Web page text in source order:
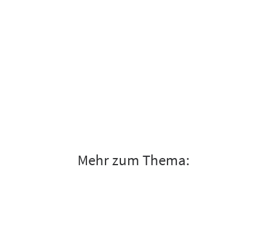
Mehr zum Thema: